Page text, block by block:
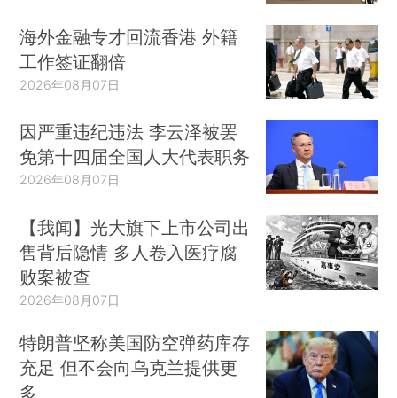
海外金融专才回流香港 外籍
工作签证翻倍
2026年08月07日
因严重违纪违法 李云泽被罢
免第十四届全国人大代表职务
2026年08月07日
【我闻】光大旗下上市公司出
售背后隐情 多人卷入医疗腐
败案被查
2026年08月07日
特朗普坚称美国防空弹药库存
充足 但不会向乌克兰提供更
多